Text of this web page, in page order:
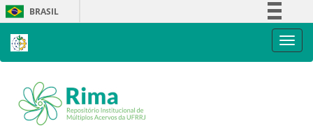
Skip
navigation
BRASIL